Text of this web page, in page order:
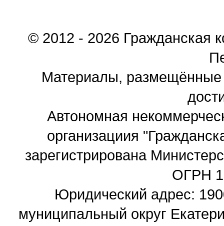
© 2012 - 2026 Гражданская
Материалы, размещённые
Автономная
организациия
зарегистрирована
ОГРН
Юридический адрес:
муниципальный округ